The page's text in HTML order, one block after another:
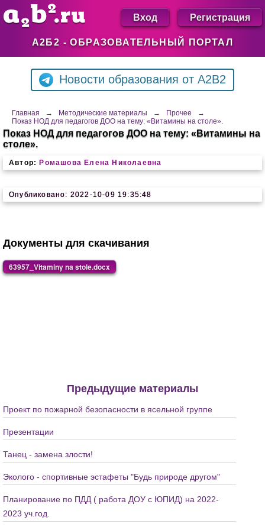
А2Б2 - ОБРАЗОВАТЕЛЬНЫЙ ПОРТАЛ
Вход Регистрация
Новости образования от A2B2
Главная → Методические материалы → Прочее
→
Показ НОД для педагогов ДОО на тему: «Витамины на столе».
Показ НОД для педагогов ДОО на тему: «Витамины на
столе».
Автор: Ромашова Елена Николаевна
Опубликовано: 2022-10-09 19:35:48
Документы для скачивания
63957_Vitaminy na stole.docx
Предыдущие материалы
Проект по пожарной безопасности в ясельной группе
Презентации
Танец - замена злости!
Эколого - спортивные эстафеты "Будь природе другом"
Планирование по ПДД ( работа ДОУ с ЮПИД) на 2022-
2023 уч.год.